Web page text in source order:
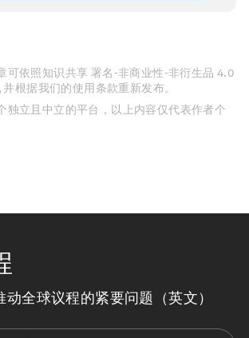
可依照知识共享 署名-非商业性-非衍生品 4.0
根据我们的使用条款重新发布。
独立且中立的平台，以上内容仅代表作者个
全球议程的紧要问题（英文）